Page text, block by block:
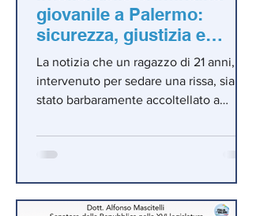
giovanile a Palermo:
sicurezza, giustizia e
legittima difesa
La notizia che un ragazzo di 21 anni,
intervenuto per sedare una rissa, sia
stato barbaramente accoltellato a
essere tollerato. Non è più accettabile
che chi esce da casa debba temere per